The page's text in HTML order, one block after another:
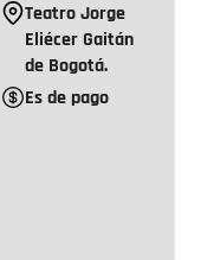
Teatro Jorge
Eliécer Gaitán
de Bogotá.
Es de pago